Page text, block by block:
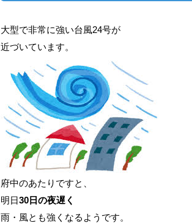
大型で非常に強い台風24号が
近づいています。
府中のあたりですと、
明日30日の夜遅く
雨・風とも強くなるようです。